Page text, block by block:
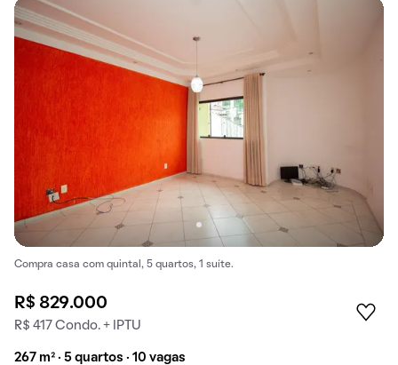
Compra casa com quintal, 5 quartos, 1 suíte.
R$ 829.000
R$ 417 Condo. + IPTU
267 m² · 5 quartos · 10 vagas